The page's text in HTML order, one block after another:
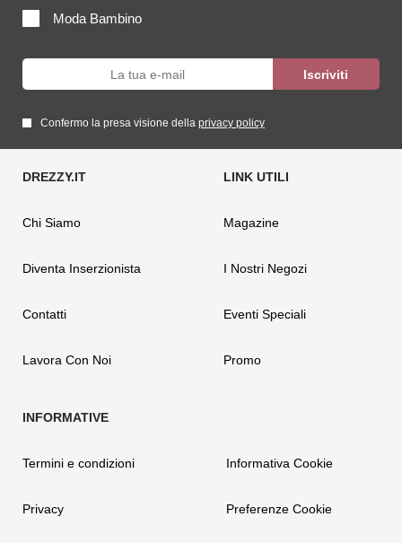
Moda Bambino
Confermo la presa visione della privacy policy
Chi Siamo
Diventa Inserzionista
Contatti
Lavora Con Noi
Magazine
I Nostri Negozi
Eventi Speciali
Promo
Termini e condizioni
Privacy
Informativa Cookie
Preferenze Cookie